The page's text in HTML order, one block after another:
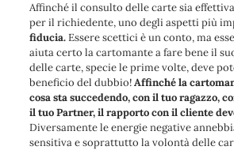
Affinché il consulto delle carte sia
per il richiedente, uno degli aspetti più
fiducia.Essere scettici è un conto, ma
aiuta certo la cartomante a fare bene il
delle carte, specie le prime volte, deve
beneficio del dubbio!Affinché la
cosa sta succedendo, con il tuo ragazzo,
il tuo Partner, il rapporto con il cliente
Diversamente le energie negative
sensitiva e soprattutto la volontà delle